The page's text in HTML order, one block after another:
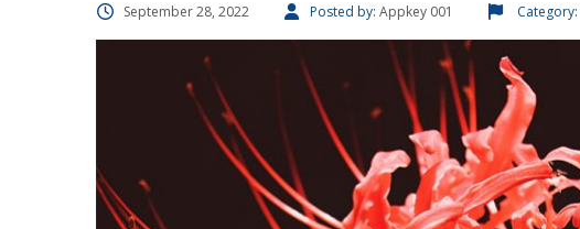
September 28, 2022 Posted by: Appkey 001 Category: